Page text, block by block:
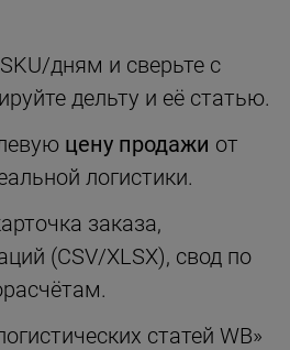
дням и сверьте с
дельту и её статью.
цену продажи от
логистики.
заказа,
(CSV/XLSX), свод по
статей WB»